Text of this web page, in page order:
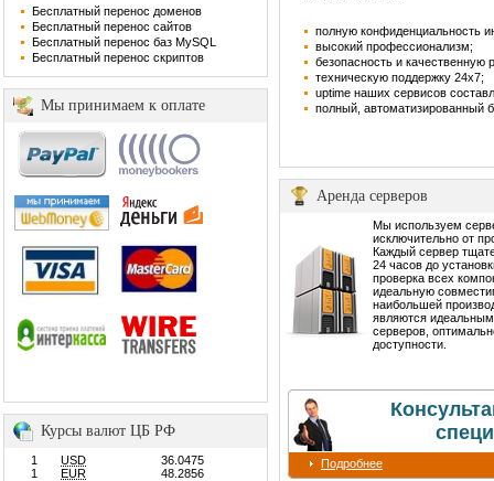
Бесплатный перенос доменов
Бесплатный перенос сайтов
Бесплатный перенос баз MySQL
Бесплатный перенос скриптов
Мы принимаем к оплате
Курсы валют ЦБ РФ
1 USD
36.0475
1
EUR 48.2856
полную конфиденциальность
высокий профессионализм;
безопасность и качественную
техническую поддержку 24х7;
uptime наших сервисов
полный, автоматизированный
Аренда серверов
Мы используем
исключительно от
Каждый сервер
24 часов до
проверка всех
идеальную
наибольшей
являются
серверов,
доступности.
Подробнее